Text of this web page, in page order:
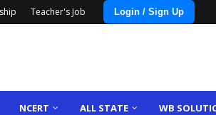
Teacher's Job Login / Sign Up
NCERT ALL STATE WB